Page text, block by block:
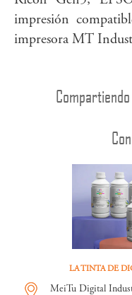
impresión
impresora MT
LA TINTA DE
MeiTu Digital